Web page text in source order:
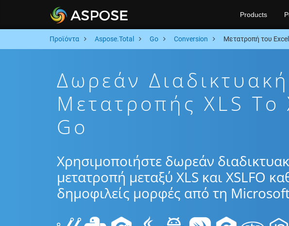
Products
Προϊόντα Aspose.Total Go Conversion Μετατροπή του
Δωρεάν
Μετατροπής XLS To
Go
Χρησιμοποιήστε δωρεάν
μετατροπή μεταξύ XLS και XSLFO
δημοφιλείς μορφές από τη